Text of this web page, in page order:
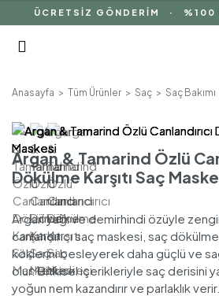
ÜCRETSİZ GÖNDERİM · %100
Anasayfa Tüm Ürünler Saç Saç Bakımı
Argan & Tamarind Özlü
Dökülme Karşıtı Saç
Argan yağı ve demirhindi özüyle
canlandırıcı saç maskesi, saç
köklerini besleyerek daha güçlü ve
olur. Bitkisel içerikleriyle saç derisini
yoğun nem kazandırır ve parlaklık